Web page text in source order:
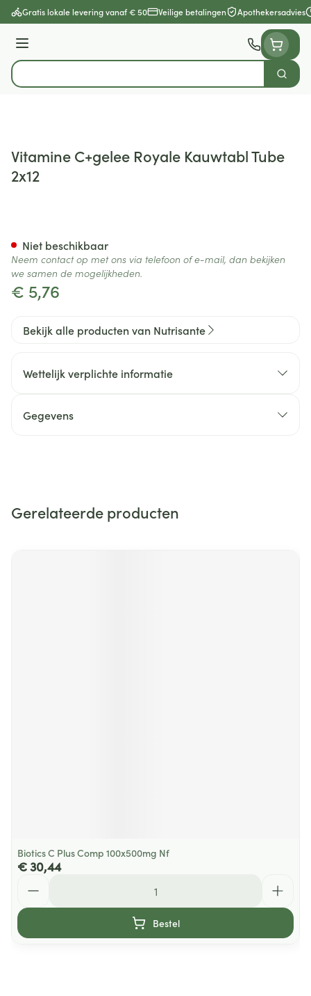
Ga naar de inhoud
Gratis lokale levering vanaf € 50 Veilige betalingen Apothekersadvies
Menu
Product, merk, categorie...
Zoek
Vitamine C+gelee Royale Kauwtabl Tube
2x12
€ 5,76
Niet beschikbaar
Neem contact op met ons via telefoon of e-mail, dan bekijken
we samen de mogelijkheden.
Bekijk alle producten van Nutrisante
Wettelijk verplichte informatie
Gegevens
Gerelateerde producten
Biotics C Plus Comp 100x500mg Nf
€ 30,44
Bestel